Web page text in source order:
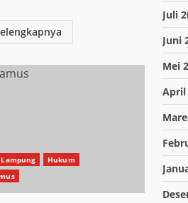
Hukum
Juli
Juni
Mei
April